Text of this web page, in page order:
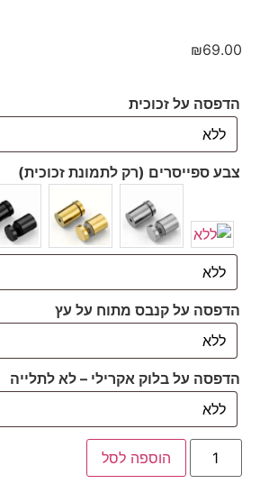
₪69.00
הדפסה על זכוכית
צבע ספייסרים (רק לתמונת זכוכית)
הדפסה על קנבס מתוח על עץ
הדפסה על בלוק אקרילי – לא לתלייה
הוספה לסל